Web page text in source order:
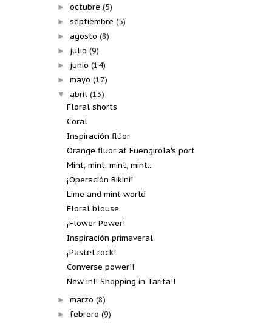
►octubre(5)
►septiembre(5)
►agosto(8)
► julio(9)
► junio(14)
►mayo(17)
▼abril(13)
Floral shorts
Coral
Inspiración flúor
Orange fluor at Fuengirola's port
Mint, mint, mint, mint...
¡Operación Bikini!
Lime and mint world
Floral blouse
¡Flower Power!
Inspiración primaveral
¡Pastel rock!
Converse power!!
New in!! Shopping in Tarifa!!
►marzo(8)
► febrero(9)